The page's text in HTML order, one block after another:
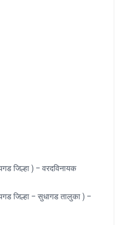
जिल्हा ) – वरदविनायक
जिल्हा – सुधागड तालुका ) –